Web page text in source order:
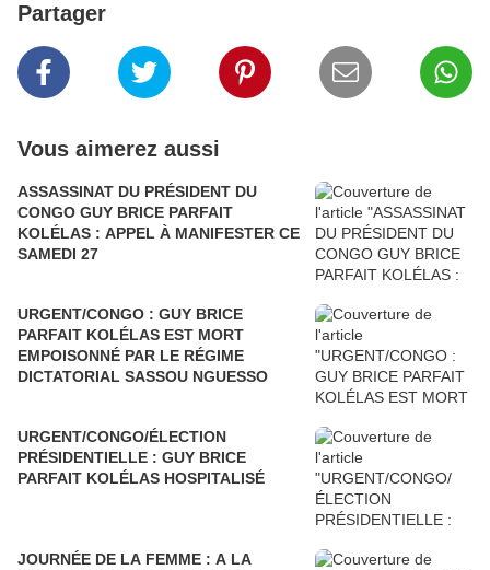
Partager
Vous aimerez aussi
ASSASSINAT DU PRÉSIDENT DU
CONGO GUY BRICE PARFAIT
KOLÉLAS : APPEL À MANIFESTER CE
SAMEDI 27
URGENT/CONGO : GUY BRICE
PARFAIT KOLÉLAS EST MORT
EMPOISONNÉ PAR LE RÉGIME
DICTATORIAL SASSOU NGUESSO
URGENT/CONGO/ÉLECTION
PRÉSIDENTIELLE : GUY BRICE
PARFAIT KOLÉLAS HOSPITALISÉ
JOURNÉE DE LA FEMME : A LA